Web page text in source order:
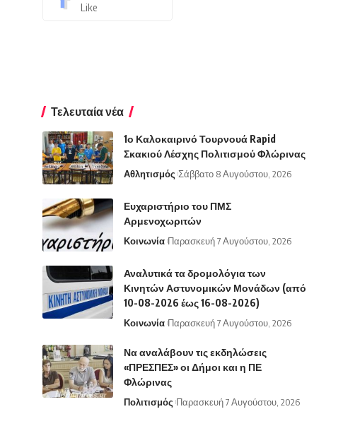
Like
Τελευταία νέα
1ο Καλοκαιρινό Τουρνουά Rapid
Σκακιού Λέσχης Πολιτισμού Φλώρινας
Αθλητισμός Σάββατο 8 Αυγούστου, 2026
Ευχαριστήριο του ΠΜΣ
Αρμενοχωριτών
Κοινωνία Παρασκευή 7 Αυγούστου, 2026
Αναλυτικά τα δρομολόγια των
Κινητών Αστυνομικών Μονάδων (από
10-08-2026 έως 16-08-2026)
Κοινωνία Παρασκευή 7 Αυγούστου, 2026
Να αναλάβουν τις εκδηλώσεις
«ΠΡΕΣΠΕΣ» οι Δήμοι και η ΠΕ
Φλώρινας
Πολιτισμός Παρασκευή 7 Αυγούστου, 2026